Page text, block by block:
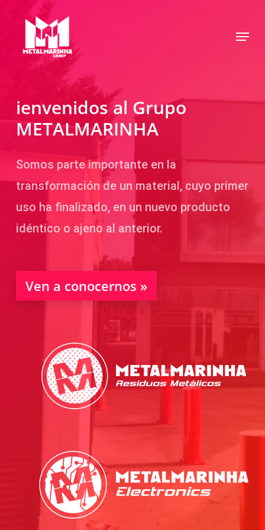
content
Menu
ienvenidos al Grupo
METALMARINHA
Somos parte importante en la
transformación de un material, cuyo primer
uso ha finalizado, en un nuevo producto
idéntico o ajeno al anterior.
Ven a conocernos »